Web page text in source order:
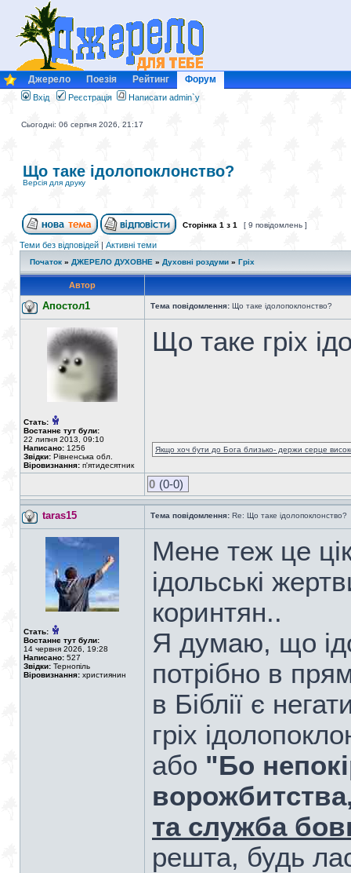
Джерело Поезія Рейтинг Форум
Вхід Реєстрація Написати admin`у
Сьогодні: 06 серпня 2026, 21:17
Що таке ідолопоклонство?
Версія для друку
Сторінка 1 з 1 [ 9 повідомлень ]
Теми без відповідей | Активні теми
Початок » ДЖЕРЕЛО ДУХОВНЕ » Духовні роздуми » Гріх
Автор
Апостол1 Тема повідомлення: Що таке ідолопоклонство?
Стать:
Востаннє тут були:
22 липня 2013, 09:10
Написано: 1256
Звідки: Рівненська обл.
Віровизнання: п'ятидесятник
Що таке гріх
Якщо хоч бути до Бога близько- держи серце
0 (0-0)
taras15 Тема повідомлення: Re: Що таке ідолопоклонство?
Стать:
Востаннє тут були:
14 червня 2026, 19:28
Написано: 527
Звідки: Тернопіль
Віровизнання: християнин
Мене теж це
ідольські
коринтян..
Я думаю, що
потрібно в
в Біблії є
гріх
або "Бо
та служба
решта, будь